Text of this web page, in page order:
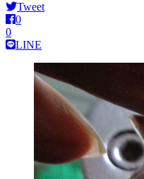
Tweet
0
0
LINE